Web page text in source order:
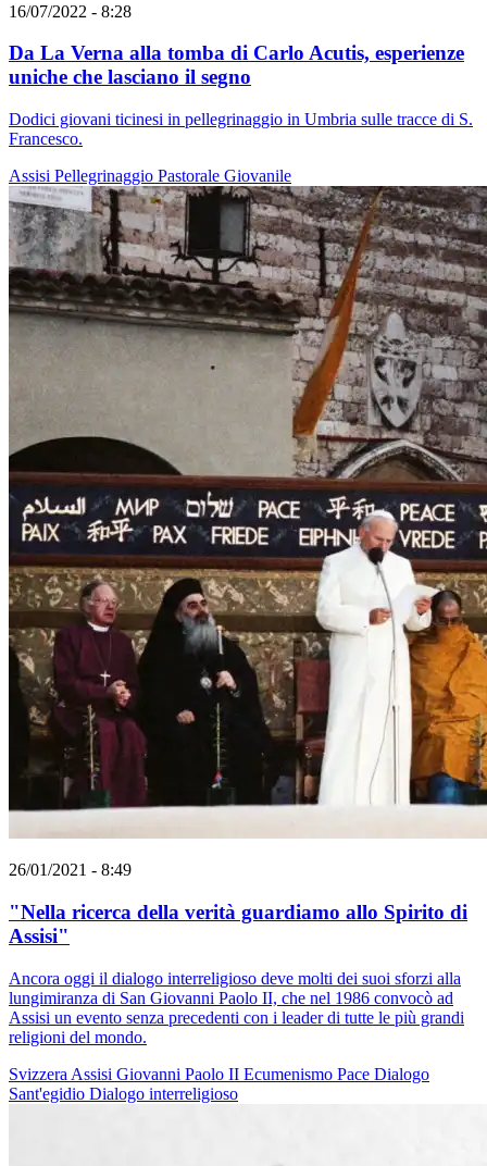
16/07/2022 - 8:28
Da La Verna alla tomba di Carlo Acutis, esperienze
uniche che lasciano il segno
Dodici giovani ticinesi in pellegrinaggio in Umbria sulle tracce di S.
Francesco.
Assisi Pellegrinaggio Pastorale Giovanile
26/01/2021 - 8:49
"Nella ricerca della verità guardiamo allo Spirito di
Assisi"
Ancora oggi il dialogo interreligioso deve molti dei suoi sforzi alla
lungimiranza di San Giovanni Paolo II, che nel 1986 convocò ad
Assisi un evento senza precedenti con i leader di tutte le più grandi
religioni del mondo.
Svizzera Assisi Giovanni Paolo II Ecumenismo Pace Dialogo
Sant'egidio Dialogo interreligioso